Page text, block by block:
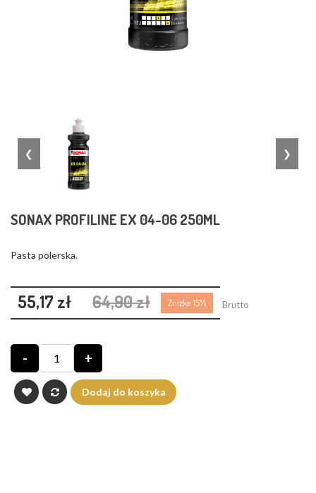
❮ ❯
SONAX PROFILINE EX 04-06 250ML
Pasta polerska.
55,17 zł 64,90 zł Zniżka 15% Brutto
- +
Dodaj do koszyka